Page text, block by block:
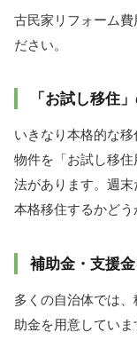
古民家リフォーム
ださい。
「お試し移住
いきなり本格的な
物件を「お試し移
法があります。週末
本格移住するかどう
補助金・支援
多くの自治体では
助金を用意していま